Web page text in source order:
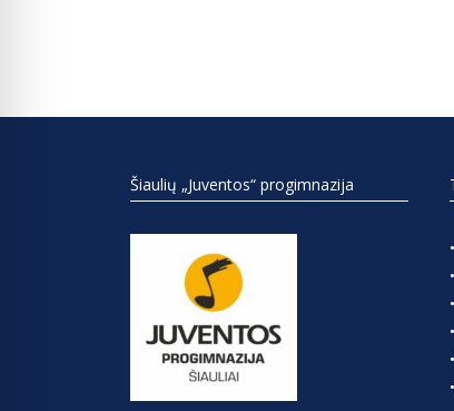
Šiaulių „Juventos“ progimnazija
•
•
•
•
•
•